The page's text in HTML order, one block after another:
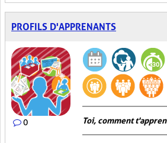
PROFILS D'APPRENANTS
0 Toi, comment